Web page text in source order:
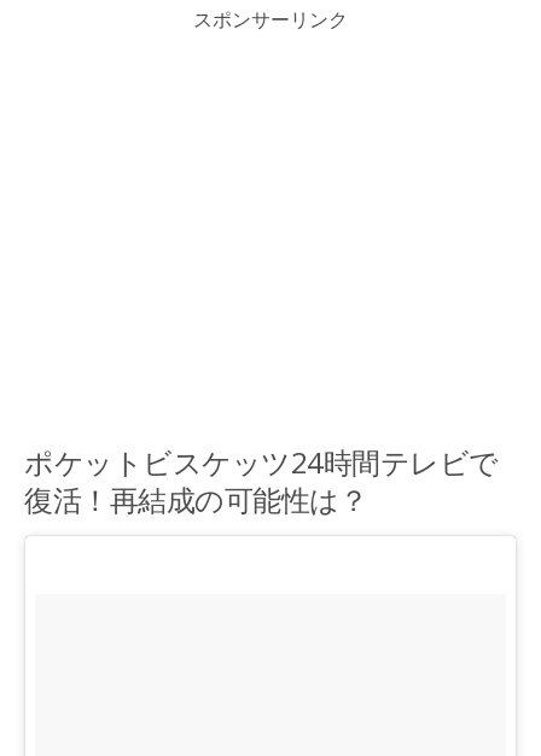
スポンサーリンク
ポケットビスケッツ24時間テレビで
復活！再結成の可能性は？